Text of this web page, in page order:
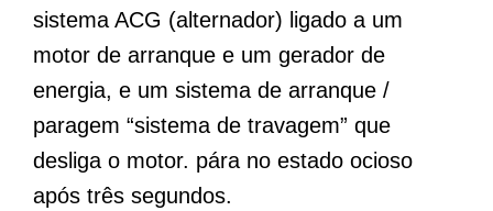
sistema ACG (alternador) ligado a um
motor de arranque e um gerador de
energia, e um sistema de arranque /
paragem “sistema de travagem” que
desliga o motor. pára no estado ocioso
após três segundos.